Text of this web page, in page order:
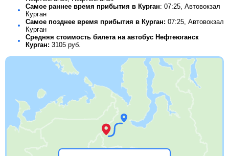
Самое раннее время прибытия в Курган: 07:25, Автовокзал
Курган
Самое позднее время прибытия в Курган: 07:25, Автовокзал
Курган
Средняя стоимость билета на автобус Нефтеюганск
Курган: 3105 руб.